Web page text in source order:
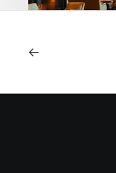
1. April 2026